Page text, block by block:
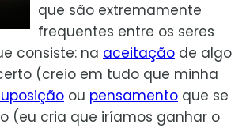
que são extremamente
frequentes entre os seres
consiste: na aceitação de algo
(creio em tudo que minha
ou pensamento que se
(eu cria que iríamos ganhar o